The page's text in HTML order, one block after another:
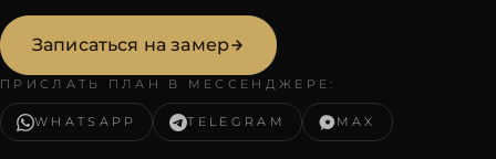
Записаться на замер
ПРИСЛАТЬ ПЛАН В МЕССЕНДЖЕРЕ:
WHATSAPP TELEGRAM MAX